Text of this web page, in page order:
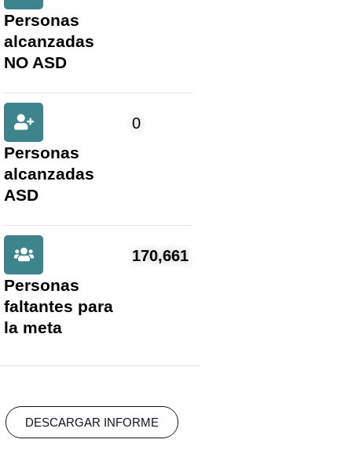
Personas
alcanzadas
NO ASD
Personas
alcanzadas
ASD
0
Personas
faltantes para
la meta
170,661
DESCARGAR INFORME